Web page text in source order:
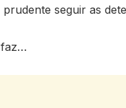
seguir as
faz…